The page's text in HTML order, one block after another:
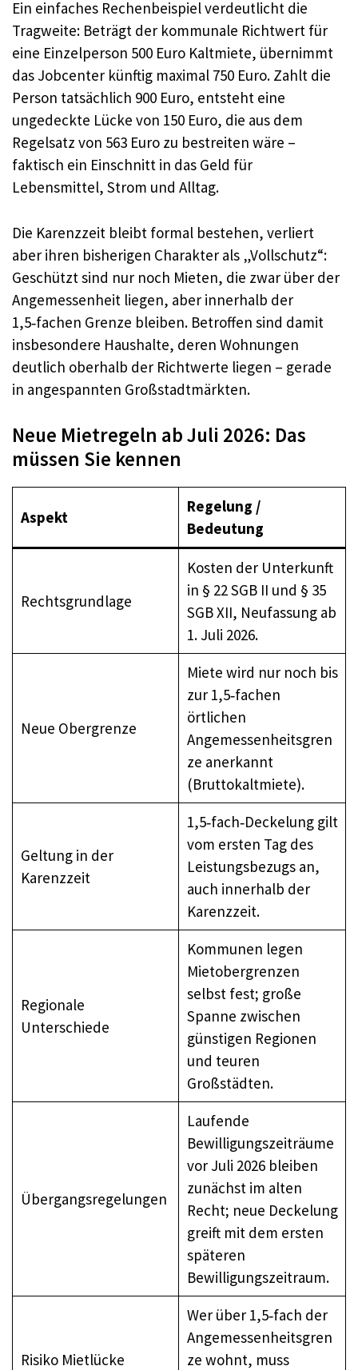
Ein einfaches Rechenbeispiel verdeutlicht die
Tragweite: Beträgt der kommunale Richtwert für
eine Einzelperson 500 Euro Kaltmiete, übernimmt
das Jobcenter künftig maximal 750 Euro. Zahlt die
Person tatsächlich 900 Euro, entsteht eine
ungedeckte Lücke von 150 Euro, die aus dem
Regelsatz von 563 Euro zu bestreiten wäre –
faktisch ein Einschnitt in das Geld für
Lebensmittel, Strom und Alltag.
Die Karenzzeit bleibt formal bestehen, verliert
aber ihren bisherigen Charakter als „Vollschutz“:
Geschützt sind nur noch Mieten, die zwar über der
Angemessenheit liegen, aber innerhalb der
1,5‑fachen Grenze bleiben. Betroffen sind damit
insbesondere Haushalte, deren Wohnungen
deutlich oberhalb der Richtwerte liegen – gerade
in angespannten Großstadtmärkten.
Neue Mietregeln ab Juli 2026: Das
müssen Sie kennen
Aspekt
Regelung /
Bedeutung
Rechtsgrundlage
Kosten der Unterkunft
in § 22 SGB II und § 35
SGB XII, Neufassung ab
1. Juli 2026.
Neue Obergrenze
Miete wird nur noch bis
zur 1,5‑fachen
örtlichen
Angemessenheitsgren
ze anerkannt
(Bruttokaltmiete).
Geltung in der
Karenzzeit
1,5‑fach‑Deckelung gilt
vom ersten Tag des
Leistungsbezugs an,
auch innerhalb der
Karenzzeit.
Regionale
Unterschiede
Kommunen legen
Mietobergrenzen
selbst fest; große
Spanne zwischen
günstigen Regionen
und teuren
Großstädten.
Übergangsregelungen
Laufende
Bewilligungszeiträume
vor Juli 2026 bleiben
zunächst im alten
Recht; neue Deckelung
greift mit dem ersten
späteren
Bewilligungszeitraum.
Risiko Mietlücke
Wer über 1,5‑fach der
Angemessenheitsgren
ze wohnt, muss